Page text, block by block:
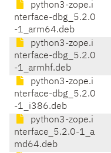
python3-zope.i
nterface-dbg_5.2.0
-1_arm64.deb
python3-zope.i
nterface-dbg_5.2.0
-1_armhf.deb
python3-zope.i
nterface-dbg_5.2.0
-1_i386.deb
python3-zope.i
nterface_5.2.0-1_a
md64.deb